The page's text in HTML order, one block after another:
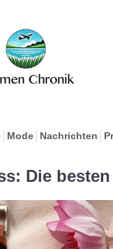
Mode Nachrichten
Die